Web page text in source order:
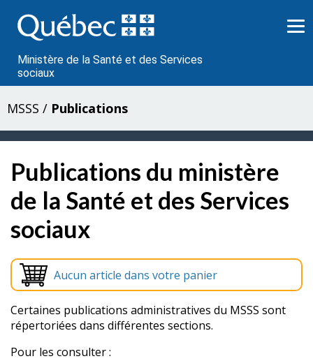
au
contenu
Ministère de la Santé et des Services
sociaux
MSSS / Publications
Publications du ministère
de la Santé et des Services
sociaux
Aucun article dans votre panier
Certaines publications administratives du MSSS sont
répertoriées dans différentes sections.
Pour les consulter :